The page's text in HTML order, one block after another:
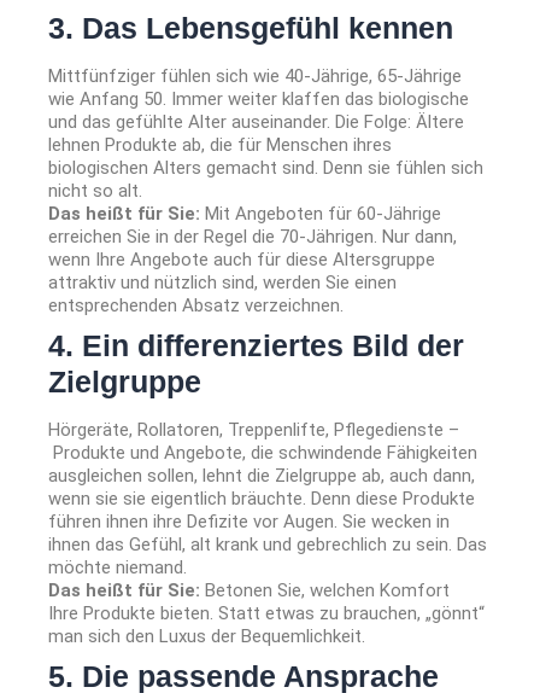
3. Das Lebensgefühl kennen
Mittfünfziger fühlen sich wie 40-Jährige, 65-Jährige
wie Anfang 50. Immer weiter klaffen das biologische
und das gefühlte Alter auseinander. Die Folge: Ältere
lehnen Produkte ab, die für Menschen ihres
biologischen Alters gemacht sind. Denn sie fühlen sich
nicht so alt.
Das heißt für Sie: Mit Angeboten für 60-Jährige
erreichen Sie in der Regel die 70-Jährigen. Nur dann,
wenn Ihre Angebote auch für diese Altersgruppe
attraktiv und nützlich sind, werden Sie einen
entsprechenden Absatz verzeichnen.
4. Ein differenziertes Bild der
Zielgruppe
Hörgeräte, Rollatoren, Treppenlifte, Pflegedienste –
Produkte und Angebote, die schwindende Fähigkeiten
ausgleichen sollen, lehnt die Zielgruppe ab, auch dann,
wenn sie sie eigentlich bräuchte. Denn diese Produkte
führen ihnen ihre Defizite vor Augen. Sie wecken in
ihnen das Gefühl, alt krank und gebrechlich zu sein. Das
möchte niemand.
Das heißt für Sie: Betonen Sie, welchen Komfort
Ihre Produkte bieten. Statt etwas zu brauchen, „gönnt“
man sich den Luxus der Bequemlichkeit.
5. Die passende Ansprache